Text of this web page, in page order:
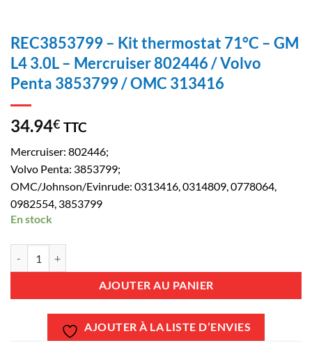
REC3853799 – Kit thermostat 71°C – GM
L4 3.0L – Mercruiser 802446 / Volvo
Penta 3853799 / OMC 313416
34.94€ TTC
Mercruiser: 802446;
Volvo Penta: 3853799;
OMC/Johnson/Evinrude: 0313416, 0314809, 0778064,
0982554, 3853799
En stock
AJOUTER AU PANIER
AJOUTER À LA LISTE D’ENVIES